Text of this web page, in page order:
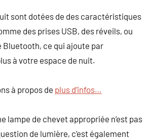
sont dotées de des caractéristiques
des prises USB, des réveils, ou
ce qui ajoute par
à votre espace de nuit.
à propos de plus d’infos…
lampe de chevet appropriée n’est pas
de lumière, c’est également